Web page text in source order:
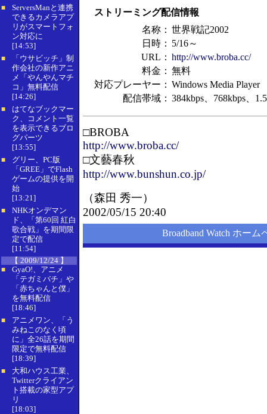
■
ServersManと連携
できるカメラアプ
リがスマートフォ
ン対応に
[14:53]
■
「ウサビッチ」制
作会社の新作アニ
メ「やんやんマチ
コ」無料配信
[14:26]
■
はてなブックマー
ク、コメント一覧
を表示できるブロ
グパーツ
[13:55]
■
グリー、PC版
「GREE」でFlash
ゲームの提供を開
始
[13:21]
■
NHKオンデマン
ド、「第60回 紅白
歌合戦」を期間限
定で配信
[11:54]
【 2009/12/24 】
■
GyaO!、アニメ
「テガミバチ」や
「赤ちゃんと僕」
を無料配信
[18:46]
■
アニメワン、「う
みねこのなく頃
に」全26話を期間
限定で無料配信
[18:39]
■
大和ハウス工業、
Twitterクライアン
ト搭載の家型アプ
リ
[18:03]
ストリーミング配信情報
名称： 世界戦記2002
日時： 5/16～
URL： http://www.broba.cc/
料金： 無料
対応プレーヤー： Windows Media Player
配信帯域： 384kbps、768kbps、
□BROBA
http://www.broba.cc/
□文藝春秋
http://www.bunshun.co.jp/
（森田 秀一）
2002/05/15 20:40
Broadband Watch ホーム